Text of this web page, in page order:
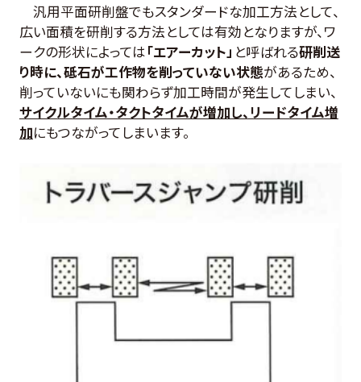
汎用平面研削盤でもスタンダードな加工方法として、
広い面積を研削する方法としては有効となりますが、ワ
ークの形状によっては「エアーカット」 と呼ばれる研削送
り時に、砥石が工作物を削っていない状態があるため、
削っていないにも関わらず加工時間が発生してしまい、
サイクルタイム・タクトタイムが増加し、リードタイム増
加にもつながってしまいます。